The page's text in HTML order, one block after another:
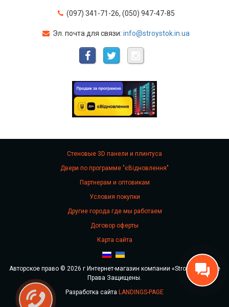
(097) 341-71-26, (050) 947-47-85
Эл. почта для связи: info@stroystok.in.ua
Стеновые 3D панели и плинтуса
Двери по программе "єВідновлення"
Партнерам и оптовикам
Условия покупки
Другие города где мы работаем
Договор оферты
Карта сайта
Авторское право © 2026 г Интернет-магазин компании «Stroy Stok». Все
Права Защищены.
Разработка сайта LANDINGS-PAGE